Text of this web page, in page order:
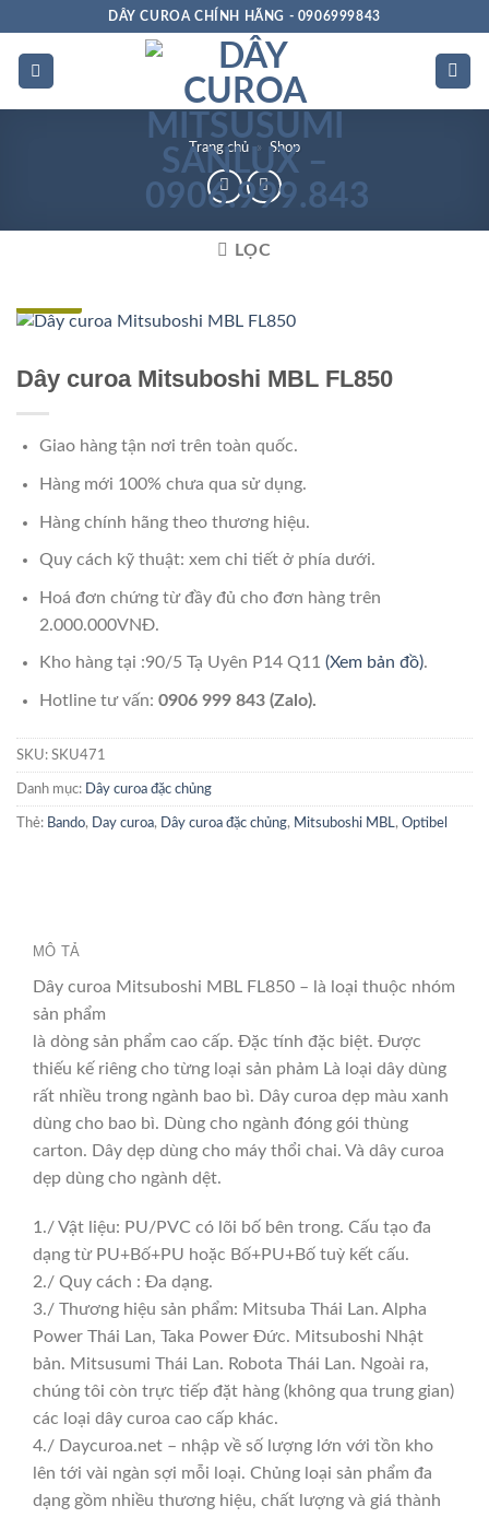
dung
DÂY CUROA CHÍNH HÃNG - 0906999843
Trang chủ » Shop
LỌC
Dây curoa Mitsuboshi MBL FL850
Giao hàng tận nơi trên toàn quốc.
Hàng mới 100% chưa qua sử dụng.
Hàng chính hãng theo thương hiệu.
Quy cách kỹ thuật: xem chi tiết ở phía dưới.
Hoá đơn chứng từ đầy đủ cho đơn hàng trên
2.000.000VNĐ.
Kho hàng tại :90/5 Tạ Uyên P14 Q11 (Xem bản đồ).
Hotline tư vấn: 0906 999 843 (Zalo).
SKU: SKU471
Danh mục: Dây curoa đặc chủng
Thẻ: Bando, Day curoa, Dây curoa đặc chủng, Mitsuboshi MBL , Optibel
MÔ TẢ
Dây curoa Mitsuboshi MBL FL850 – là loại thuộc nhóm
sản phẩm
là dòng sản phẩm cao cấp. Đặc tính đặc biệt. Được
thiếu kế riêng cho từng loại sản phảm Là loại dây dùng
rất nhiều trong ngành bao bì. Dây curoa dẹp màu xanh
dùng cho bao bì. Dùng cho ngành đóng gói thùng
carton. Dây dẹp dùng cho máy thổi chai. Và dây curoa
dẹp dùng cho ngành dệt.
1./ Vật liệu: PU/PVC có lõi bố bên trong. Cấu tạo đa
dạng từ PU+Bố+PU hoặc Bố+PU+Bố tuỳ kết cấu.
2./ Quy cách : Đa dạng.
3./ Thương hiệu sản phẩm: Mitsuba Thái Lan. Alpha
Power Thái Lan, Taka Power Đức. Mitsuboshi Nhật
bản. Mitsusumi Thái Lan. Robota Thái Lan. Ngoài ra,
chúng tôi còn trực tiếp đặt hàng (không qua trung gian)
các loại dây curoa cao cấp khác.
4./ Daycuroa.net – nhập về số lượng lớn với tồn kho
lên tới vài ngàn sợi mỗi loại. Chủng loại sản phẩm đa
dạng gồm nhiều thương hiệu, chất lượng và giá thành